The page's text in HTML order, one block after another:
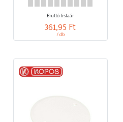
Bruttó listaár
361,95 Ft
/ db